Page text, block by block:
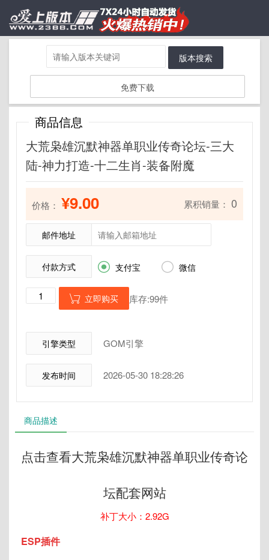
版本搜索
免费下载
商品信息
大荒枭雄沉默神器单职业传奇论坛-三大
陆-神力打造-十二生肖-装备附魔
价格： ¥9.00 累积销量： 0
邮件地址
付款方式  支付宝  微信
 立即购买 库存:99件
引擎类型 GOM引擎
发布时间 2026-05-30 18:28:26
商品描述
点击查看大荒枭雄沉默神器单职业传奇论
坛配套网站
补丁大小：2.92G
ESP插件